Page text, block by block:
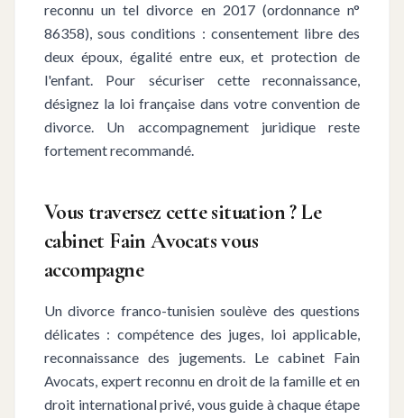
reconnu un tel divorce en 2017 (ordonnance n°
86358), sous conditions : consentement libre des
deux époux, égalité entre eux, et protection de
l'enfant. Pour sécuriser cette reconnaissance,
désignez la loi française dans votre convention de
divorce. Un accompagnement juridique reste
fortement recommandé.
Vous traversez cette situation ? Le
cabinet Fain Avocats vous
accompagne
Un divorce franco-tunisien soulève des questions
délicates : compétence des juges, loi applicable,
reconnaissance des jugements. Le cabinet Fain
Avocats, expert reconnu en droit de la famille et en
droit international privé, vous guide à chaque étape